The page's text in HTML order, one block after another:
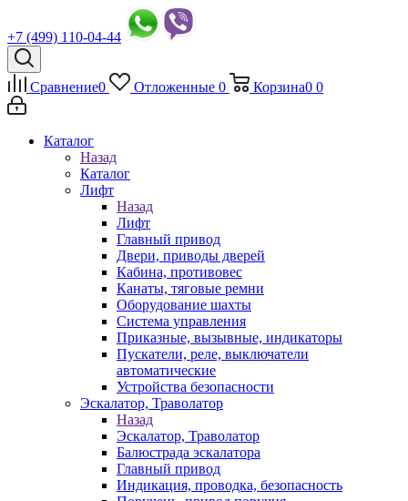
+7 (499) 110-04-44
Сравнение0 Отложенные 0 Корзина0 0
Каталог
Назад
Каталог
Лифт
Назад
Лифт
Главный привод
Двери, приводы дверей
Кабина, противовес
Канаты, тяговые ремни
Оборудование шахты
Система управления
Приказные, вызывные, индикаторы
Пускатели, реле, выключатели
автоматические
Устройства безопасности
Эскалатор, Траволатор
Назад
Эскалатор, Траволатор
Балюстрада эскалатора
Главный привод
Индикация, проводка, безопасность